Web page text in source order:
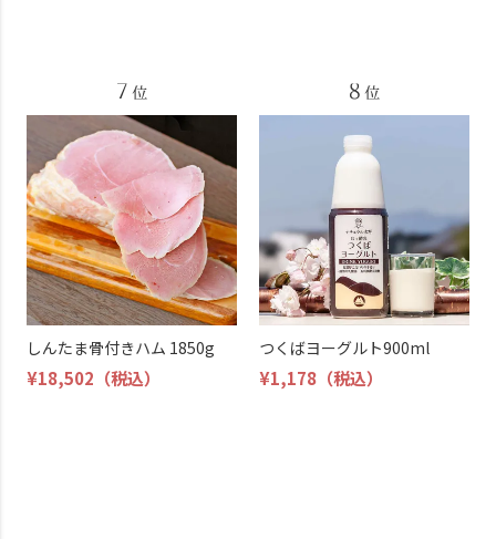
しんたま骨付きハム 1850g
¥18,502 （税込）
つくばヨーグルト900ml
¥1,178 （税込）